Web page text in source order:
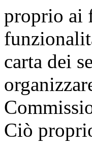
proprio ai
carta dei
Ciò